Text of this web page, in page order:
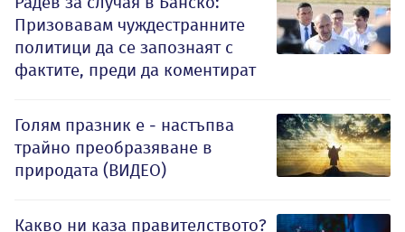
Призовавам чуждестранните
политици да се запознаят с
фактите, преди да коментират
Голям празник е - настъпва
трайно преобразяване в
природата (ВИДЕО)
Какво ни каза правителството?